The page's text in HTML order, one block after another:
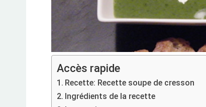
Accès rapide
Recette: Recette soupe de cresson
Ingrédients de la recette